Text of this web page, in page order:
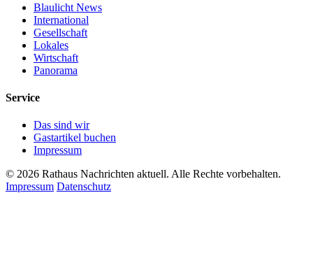
Blaulicht News
International
Gesellschaft
Lokales
Wirtschaft
Panorama
Service
Das sind wir
Gastartikel buchen
Impressum
© 2026 Rathaus Nachrichten aktuell. Alle Rechte vorbehalten.
Impressum Datenschutz